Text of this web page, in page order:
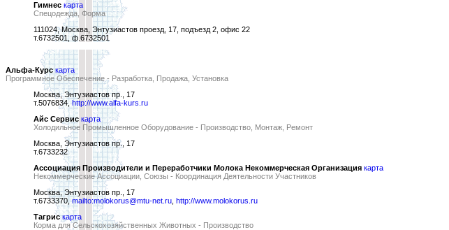
Гимнес карта
Спецодежда, Форма
111024, Москва, Энтузиастов проезд, 17, подъезд 2, офис 22
т.6732501, ф.6732501
Альфа-Курс карта
Программное Обеспечение - Разработка, Продажа, Установка
Москва, Энтузиастов пр., 17
т.5076834,http://www.alfa-kurs.ru
Айс Сервис карта
Холодильное Промышленное Оборудование - Производство, Монтаж, Ремонт
Москва, Энтузиастов пр., 17
т.6733232
Ассоциация Производители и Переработчики Молока Некоммерческая Организация карта
Некоммерческие Ассоциации, Союзы - Координация Деятельности Участников
Москва, Энтузиастов пр., 17
т.6733370,mailto:molokorus@mtu-net.ru http://www.molokorus.ru
Тагрис карта
Корма для Сельскохозяйственных Животных - Производство